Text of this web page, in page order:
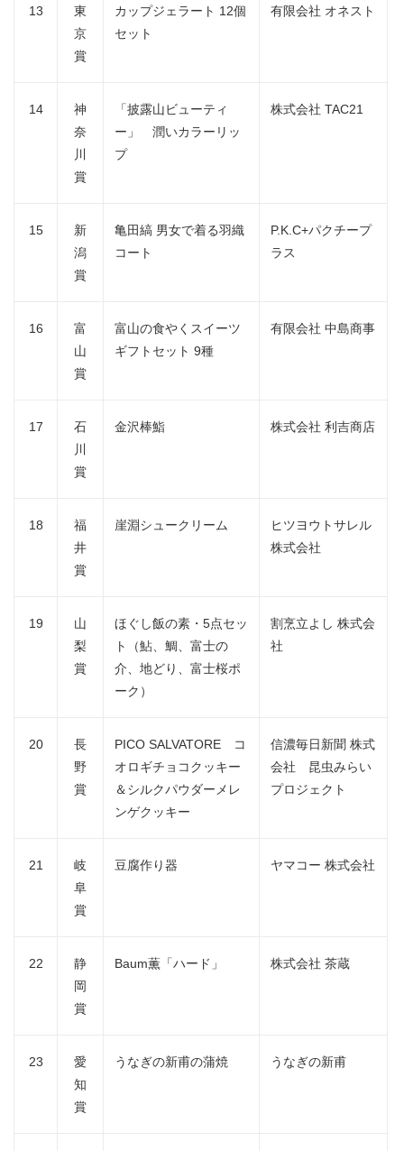
13
東
京
賞
カップジェラート 12個
セット
有限会社 オネスト
14
神
奈
川
賞
「披露山ビューティ
ー」 潤いカラーリッ
プ
株式会社 TAC21
15
新
潟
賞
亀田縞 男女で着る羽織
コート
P.K.C+パクチープ
ラス
16
富
山
賞
富山の食やくスイーツ
ギフトセット 9種
有限会社 中島商事
17
石
川
賞
金沢棒鮨 株式会社 利吉商店
18
福
井
賞
崖淵シュークリーム
ヒツヨウトサレル
株式会社
19
山
梨
賞
ほぐし飯の素・5点セッ
ト（鮎、鯛、富士の
介、地どり、富士桜ポ
ーク）
割烹立よし 株式会
社
20
長
野
賞
PICO SALVATORE コ
オロギチョコクッキー
＆シルクパウダーメレ
ンゲクッキー
信濃毎日新聞 株式
会社 昆虫みらい
プロジェクト
21
岐
阜
賞
豆腐作り器 ヤマコー 株式会社
22
静
岡
賞
Baum薫「ハード」 株式会社 茶蔵
23
愛
知
賞
うなぎの新甫の蒲焼 うなぎの新甫